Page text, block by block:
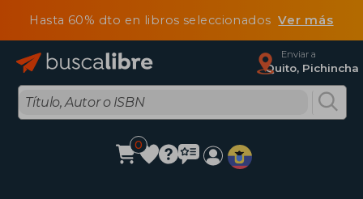
Hasta 60% dto en libros seleccionadosVer más
Enviar a
Quito, Pichincha
0